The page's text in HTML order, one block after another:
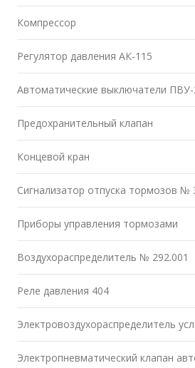
Компрессор
Регулятор давления АК-115
Автоматические выключатели
Предохранительный клапан
Концевой кран
Сигнализатор отпуска тормозов №
Приборы управления тормозами
Воздухораспределитель № 292.001
Реле давления 404
Электровоздухораспределитель
Электропневматический клапан